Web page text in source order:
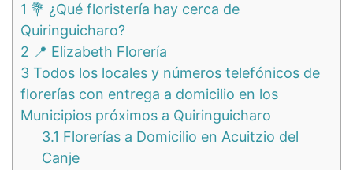
1 💐 ¿Qué floristería hay cerca de
Quiringuicharo?
2 📍 Elizabeth Florería
3 Todos los locales y números telefónicos de
florerías con entrega a domicilio en los
Municipios próximos a Quiringuicharo
3.1 Florerías a Domicilio en Acuitzio del
Canje